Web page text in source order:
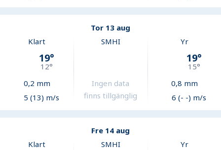
Tor 13 aug
Klart
19°
12°
0,2 mm
5 (13) m/s
SMHI
Ingen data
finns tillgänglig
Yr
19°
15°
0,8 mm
6 (- -) m/s
Fre 14 aug
Klart
SMHI Yr